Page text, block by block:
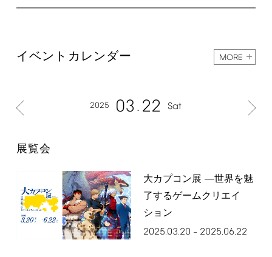
イベントカレンダー MORE
2025 03 22 Sat
展覧会
大カプコン展 ―世界を魅
了するゲームクリエイ
ション
2025.03.20 – 2025.06.22